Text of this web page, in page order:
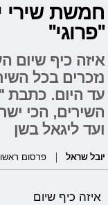
חמשת שירי
"פרוגי"
איזה כיף שיום
נזכרים בכל
עד היום. כתבת
השירים, הכי
ועד ליגאל בשן
יובל שראל פרסום ראשון: 23/10/2018,
איזה כיף שיום